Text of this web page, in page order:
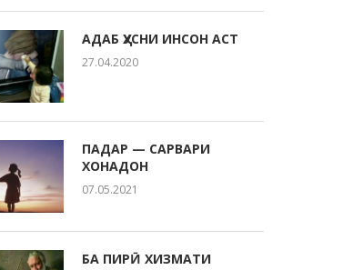
АДАБ ҲУСНИ ИНСОН АСТ
27.04.2020
ПАДАР — САРВАРИ
ХОНАДОН
07.05.2021
БА ПИРӢ ХИЗМАТИ